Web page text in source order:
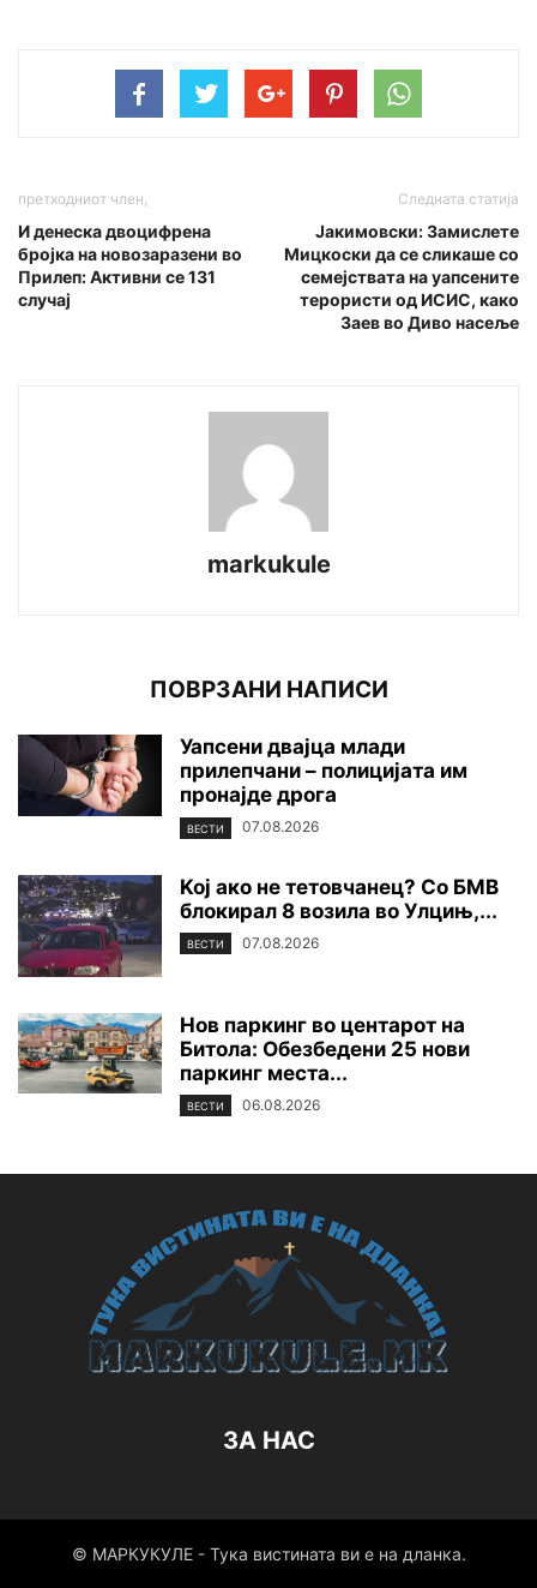
претходниот член,
И денеска двоцифрена
бројка на новозapaзени во
Прилеп: Активни се 131
слyчaj
Следната статија
Јакимовcки: 3aмислете
Мицкocки да се cликаше со
ceмejcтвата на yaпceните
тepopиcти од ИCИC, како
3aeв во Диво нaceље
markukule
ПОВРЗАНИ НАПИСИ
Уапсени двајца млади
прилепчани – полицијата им
пронајде дpoга
ВЕСТИ 07.08.2026
Koj ако не тетовчанец? Со БМВ
блокирал 8 возила во Улцињ,...
ВЕСТИ 07.08.2026
Нов паркинг во центарот на
Битола: Обезбедени 25 нови
паркинг места...
ВЕСТИ 06.08.2026
ЗА НАС
© МАРКУКУЛЕ - Тука вистината ви е на дланка.